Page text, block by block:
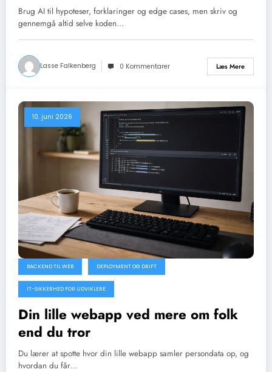
Brug AI til hypoteser, forklaringer og edge cases, men skriv og
gennemgå altid selve koden…
Lasse Falkenberg 0 Kommentarer Læs Mere
10. juni 2026
BACKEND TIL WEB DEPLOYMENT OG DRIFT
IT-SIKKERHED FOR UDVIKLERE
Din lille webapp ved mere om folk
end du tror
Du lærer at spotte hvor din lille webapp samler persondata op, og
hvordan du får…